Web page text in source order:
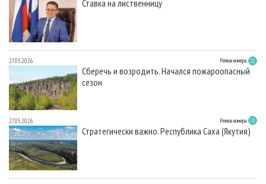
Ставка на лиственницу
27.05.2026 Регион номера
Сберечь и возродить. Начался пожароопасный
сезон
27.05.2026 Регион номера
Стратегически важно. Республика Саха (Якутия)